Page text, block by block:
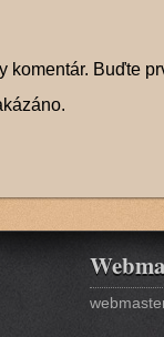
komentár. Buďte